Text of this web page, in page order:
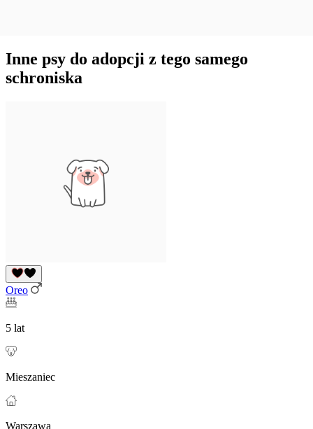
Inne psy do adopcji z tego samego
schroniska
Oreo
5 lat
Mieszaniec
Warszawa